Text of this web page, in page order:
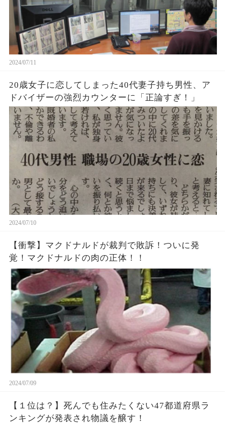
2024/07/11
20歳女子に恋してしまった40代妻子持ち男性、ア
ドバイザーの強烈カウンターに「正論すぎ！」
2024/07/10
【衝撃】マクドナルドが裁判で敗訴！ついに発
覚！マクドナルドの肉の正体！！
2024/07/09
【１位は？】死んでも住みたくない47都道府県ラ
ンキングが発表され物議を醸す！